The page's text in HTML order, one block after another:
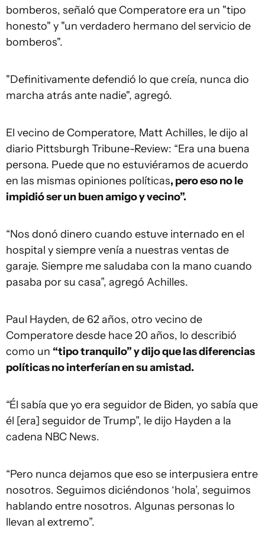
bomberos, señaló que Comperatore era un "tipo
honesto" y "un verdadero hermano del servicio de
bomberos".
"Definitivamente defendió lo que creía, nunca dio
marcha atrás ante nadie", agregó.
El vecino de Comperatore, Matt Achilles, le dijo al
diario Pittsburgh Tribune-Review: “Era una buena
persona. Puede que no estuviéramos de acuerdo
en las mismas opiniones políticas, pero eso no le
impidió ser un buen amigo y vecino”.
“Nos donó dinero cuando estuve internado en el
hospital y siempre venía a nuestras ventas de
garaje. Siempre me saludaba con la mano cuando
pasaba por su casa”, agregó Achilles.
Paul Hayden, de 62 años, otro vecino de
Comperatore desde hace 20 años, lo describió
como un “tipo tranquilo” y dijo que las diferencias
políticas no interferían en su amistad.
“Él sabía que yo era seguidor de Biden, yo sabía que
él [era] seguidor de Trump”, le dijo Hayden a la
cadena NBC News.
“Pero nunca dejamos que eso se interpusiera entre
nosotros. Seguimos diciéndonos ‘hola’, seguimos
hablando entre nosotros. Algunas personas lo
llevan al extremo”.